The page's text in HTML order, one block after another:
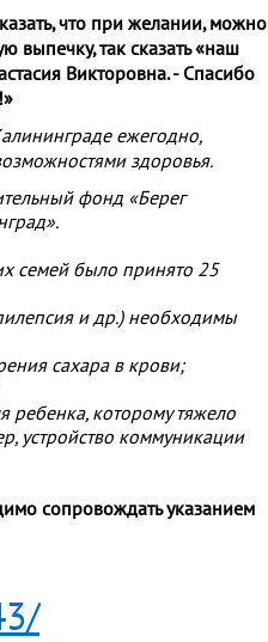
что при желании, можно
выпечку, так сказать «наш
Викторовна. - Спасибо
ежегодно,
здоровья.
фонд «Берег
семей было принято 25
и др.) необходимы
сахара в крови;
ребенка, которому тяжело
устройство коммуникации
сопровождать указанием